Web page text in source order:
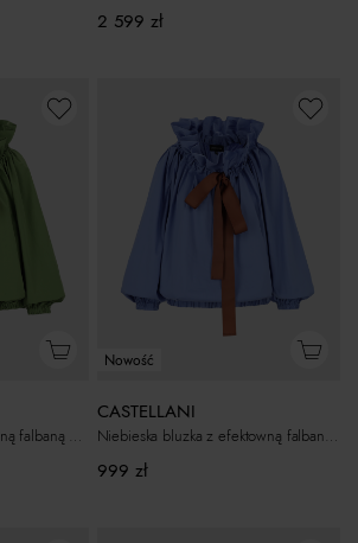
2 599 zł
Zielona bluzka z efektowną falbaną Etna
Nowość
CASTELLANI
Niebieska bluzka z efektowną falbaną Etna
999 zł